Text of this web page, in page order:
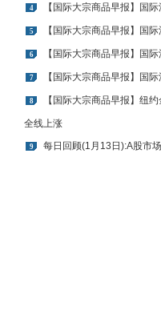
4 【国际大宗商品早报】国
5 【国际大宗商品早报】国
6 【国际大宗商品早报】国
7 【国际大宗商品早报】国
8 【国际大宗商品早报】纽
全线上涨
9 每日回顾(1月13日):A股市